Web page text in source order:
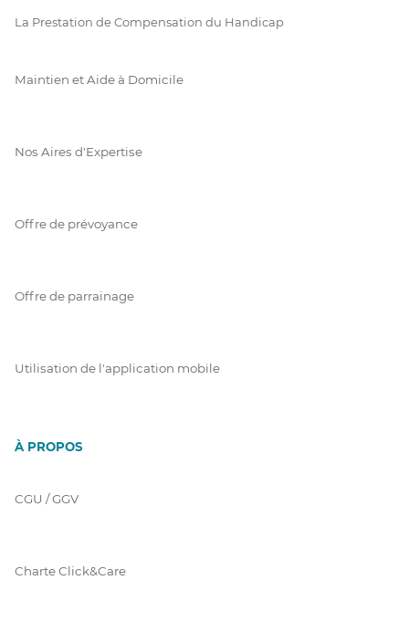
La Prestation de Compensation du Handicap
Maintien et Aide à Domicile
Nos Aires d'Expertise
Offre de prévoyance
Offre de parrainage
Utilisation de l'application mobile
À PROPOS
CGU / GGV
Charte Click&Care